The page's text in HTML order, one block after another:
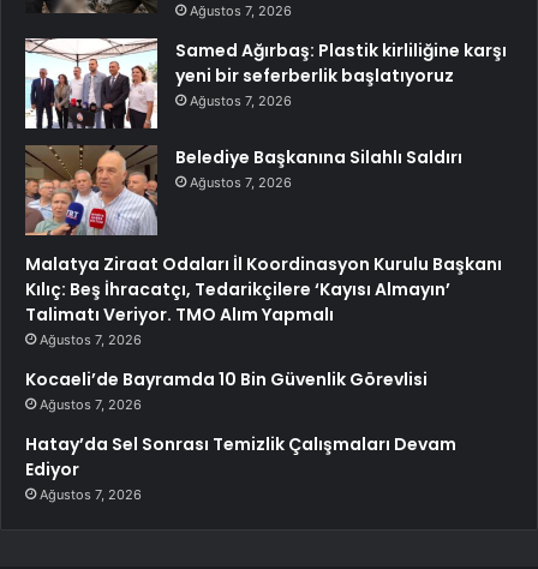
Ağustos 7, 2026
Samed Ağırbaş: Plastik kirliliğine karşı
yeni bir seferberlik başlatıyoruz
Ağustos 7, 2026
Belediye Başkanına Silahlı Saldırı
Ağustos 7, 2026
Malatya Ziraat Odaları İl Koordinasyon Kurulu Başkanı
Kılıç: Beş İhracatçı, Tedarikçilere ‘Kayısı Almayın’
Talimatı Veriyor. TMO Alım Yapmalı
Ağustos 7, 2026
Kocaeli’de Bayramda 10 Bin Güvenlik Görevlisi
Ağustos 7, 2026
Hatay’da Sel Sonrası Temizlik Çalışmaları Devam
Ediyor
Ağustos 7, 2026